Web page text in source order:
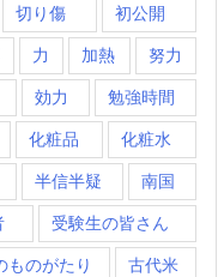
切り傷 初公開
力 加熱 努力
効力 勉強時間
化粧品 化粧水
半信半疑 南国
受験生の皆さん
ものがたり 古代米